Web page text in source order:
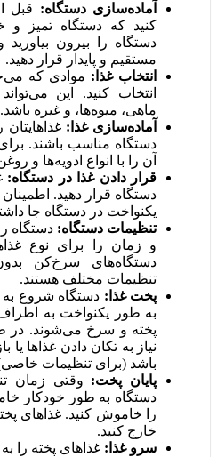
آماده‌سازی دستگاه: قبل
کنید که دستگاه تمیز
دستگاه را بیرون
مستقیم و پایدار قرار دهید.
انتخاب غذا: موادی که
انتخاب کنید. این
ماهی، میوه‌ها، و غیره باشد.
آماده‌سازی غذا:
دستگاه مناسب باشند.
آن را با انواع ادویه‌ها و
قرار دادن غذا در دستگاه:
دستگاه قرار دهید.
یکنواخت در دستگاه جا
تنظیمات دستگاه: دستگاه
و زمان را برای نوع
دستگاه‌های سرخ‌کن
تنظیمات مختلف هستند.
پخت غذا: دستگاه شروع
به طور یکنواخت به
پخته و سرخ می‌شوند. در
نیاز به تکان دادن غذاها
باشد (برای تنظیمات
پایان پخت: وقتی زمان
دستگاه به طور خودکار
را خاموش کنید. غذاهای
خارج کنید.
سرو غذا: غذاهای پخته را